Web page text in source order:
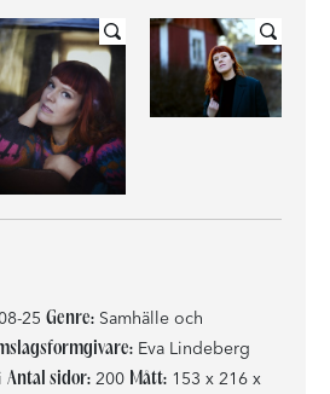
25 Genre: Samhälle och
Eva Lindeberg
Antal sidor: 200 Mått: 153 x 216 x